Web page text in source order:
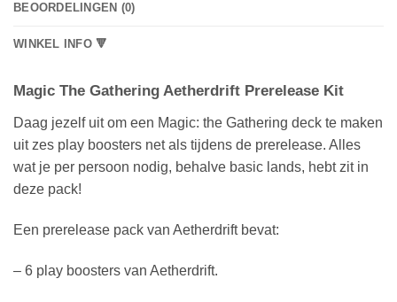
BEOORDELINGEN (0)
WINKEL INFO 🔻
Magic The Gathering Aetherdrift Prerelease Kit
Daag jezelf uit om een Magic: the Gathering deck te maken
uit zes play boosters net als tijdens de prerelease. Alles
wat je per persoon nodig, behalve basic lands, hebt zit in
deze pack!
Een prerelease pack van Aetherdrift bevat:
– 6 play boosters van Aetherdrift.